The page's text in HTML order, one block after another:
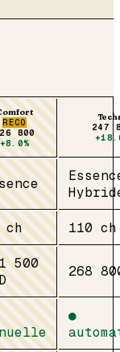
RECO
800
+8.0%
247
ch 110 ch
500
268
●